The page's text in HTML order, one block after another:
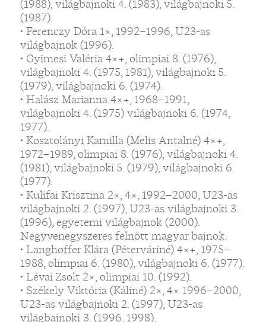
(1988), világbajnoki 4. (1983), világbajnoki 5.
(1987).
• Ferenczy Dóra 1×, 1992–1996, U23-as
világbajnok (1996).
• Gyimesi Valéria 4×+, olimpiai 8. (1976),
világbajnoki 4. (1975, 1981), világbajnoki 5.
(1979), világbajnoki 6. (1974).
• Halász Marianna 4×+, 1968–1991,
világbajnoki 4. (1975) világbajnoki 6. (1974,
1977).
• Kosztolányi Kamilla (Melis Antalné) 4×+,
1972–1989, olimpiai 8. (1976), világbajnoki 4.
(1981), világbajnoki 5. (1979), világbajnoki 6.
(1977).
• Kulifai Krisztina 2×, 4×, 1992–2000, U23-as
világbajnoki 2. (1997), U23-as világbajnoki 3.
(1996), egyetemi világbajnok (2000).
Negyvenegyszeres felnőtt magyar bajnok.
• Langhoffer Klára (Péterváriné) 4×+, 1975–
1988, olimpiai 6. (1980), világbajnoki 6. (1977).
• Lévai Zsolt 2×, olimpiai 10. (1992).
• Székely Viktória (Káliné) 2×, 4× 1996–2000,
U23-as világbajnoki 2. (1997), U23-as
világbajnoki 3. (1996, 1998).